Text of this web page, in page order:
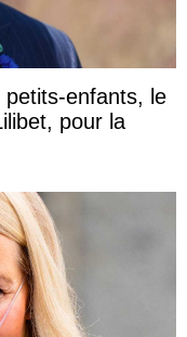
enfants, le
pour la